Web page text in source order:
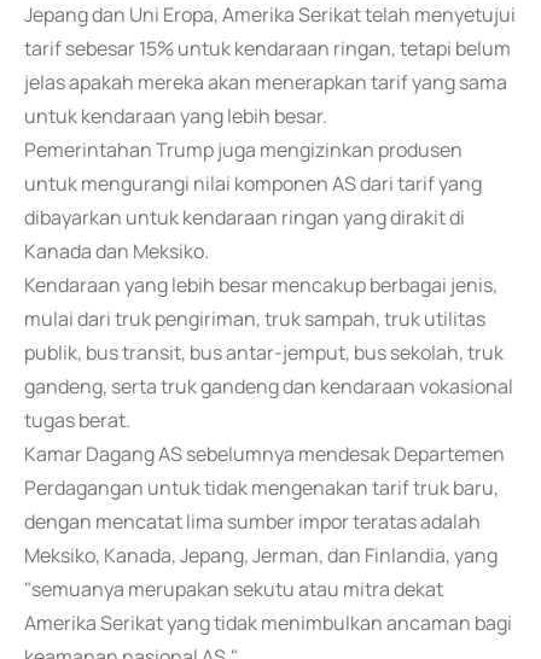
Jepang dan Uni Eropa, Amerika Serikat telah menyetujui
tarif sebesar 15% untuk kendaraan ringan, tetapi belum
jelas apakah mereka akan menerapkan tarif yang sama
untuk kendaraan yang lebih besar.
Pemerintahan Trump juga mengizinkan produsen
untuk mengurangi nilai komponen AS dari tarif yang
dibayarkan untuk kendaraan ringan yang dirakit di
Kanada dan Meksiko.
Kendaraan yang lebih besar mencakup berbagai jenis,
mulai dari truk pengiriman, truk sampah, truk utilitas
publik, bus transit, bus antar-jemput, bus sekolah, truk
gandeng, serta truk gandeng dan kendaraan vokasional
tugas berat.
Kamar Dagang AS sebelumnya mendesak Departemen
Perdagangan untuk tidak mengenakan tarif truk baru,
dengan mencatat lima sumber impor teratas adalah
Meksiko, Kanada, Jepang, Jerman, dan Finlandia, yang
"semuanya merupakan sekutu atau mitra dekat
Amerika Serikat yang tidak menimbulkan ancaman bagi